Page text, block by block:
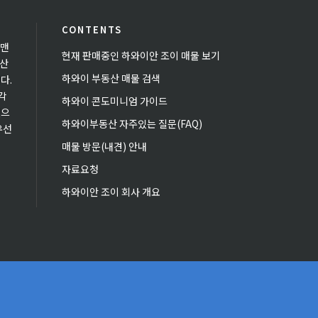
.
CONTENTS
현재 판매중인 하와이안 조이 매물 보기
하와이 부동산 매물 검색
하와이 콘도미니엄 가이드
하와이부동산 자주있는 질문(FAQ)
매물 방문(내견) 안내
자료요청
하와이안 조이 회사 개요